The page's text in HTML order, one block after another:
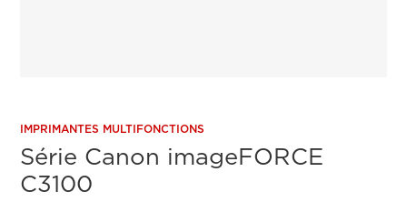
IMPRIMANTES MULTIFONCTIONS
Série Canon imageFORCE
C3100